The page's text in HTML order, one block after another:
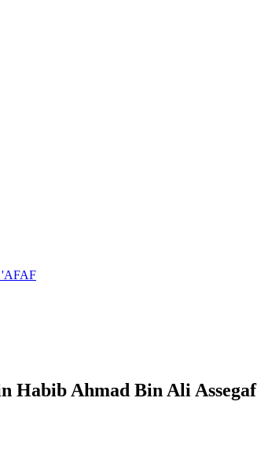
'AFAF
Habib Ahmad Bin Ali Assegaf